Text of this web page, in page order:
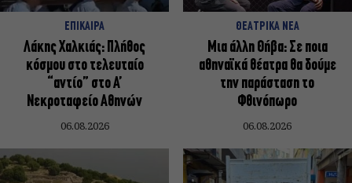
ΕΠΙΚΑΙΡΑ
Λάκης Χαλκιάς: Πλήθος
κόσμου στο τελευταίο
“αντίο” στο Α’
Νεκροταφείο Αθηνών
06.08.2026
ΘΕΑΤΡΙΚΑ ΝΕΑ
Μια άλλη Θήβα: Σε ποια
αθηναϊκά θέατρα θα δούμε
την παράσταση το
Φθινόπωρο
06.08.2026